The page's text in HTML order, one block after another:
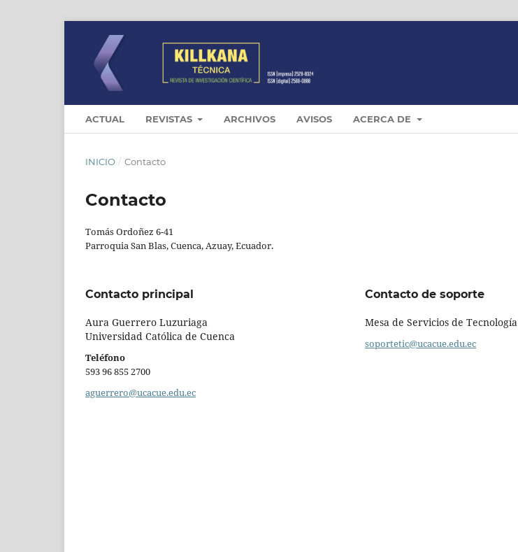
ACTUAL REVISTAS ARCHIVOS AVISOS ACERCA DE
INICIO / Contacto
Contacto
Tomás Ordoñez 6-41
Parroquia San Blas, Cuenca, Azuay, Ecuador.
Contacto principal
Aura Guerrero Luzuriaga
Universidad Católica de Cuenca
Teléfono
593 96 855 2700
aguerrero@ucacue.edu.ec
Contacto de soporte
Mesa de Servicios de Tecnología
soportetic@ucacue.edu.ec